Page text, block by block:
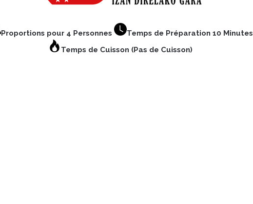
Proportions pour 4 Personnes
Temps de Préparation 10 Minutes
Temps de Cuisson (Pas de Cuisson)